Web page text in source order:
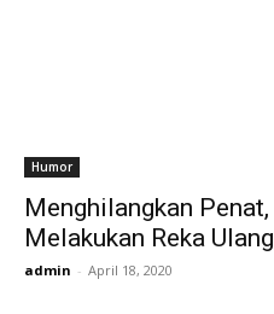
Humor
Menghilangkan
Melakukan Reka
admin - April 18, 2020